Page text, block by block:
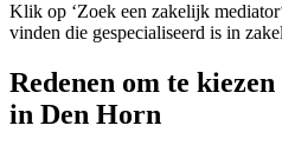
Klik op ‘Zoek een zakelijk
vinden die gespecialiseerd is in
Redenen om te
in Den Horn